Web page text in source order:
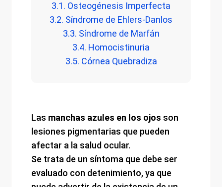
3.1. Osteogénesis Imperfecta
3.2. Síndrome de Ehlers-Danlos
3.3. Síndrome de Marfán
3.4. Homocistinuria
3.5. Córnea Quebradiza
Las manchas azules en los ojos son
lesiones pigmentarias que pueden
afectar a la salud ocular.
Se trata de un síntoma que debe ser
evaluado con detenimiento, ya que